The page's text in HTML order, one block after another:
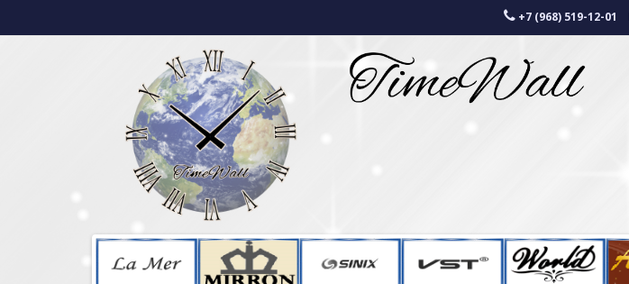
+7 (968) 519-12-01